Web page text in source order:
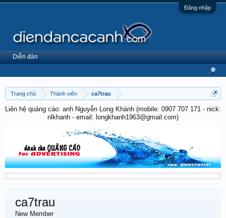
Đăng nhập
Trang chủ Thành viên ca7trau
Liên hệ quảng cáo: anh Nguyễn Long Khánh (mobile: 0907 707 171 - nick:
nlkhanh - email: longkhanh1963@gmail.com)
ca7trau
New Member
Diễn đàn